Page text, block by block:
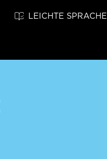
LEICHTE SPRACHE